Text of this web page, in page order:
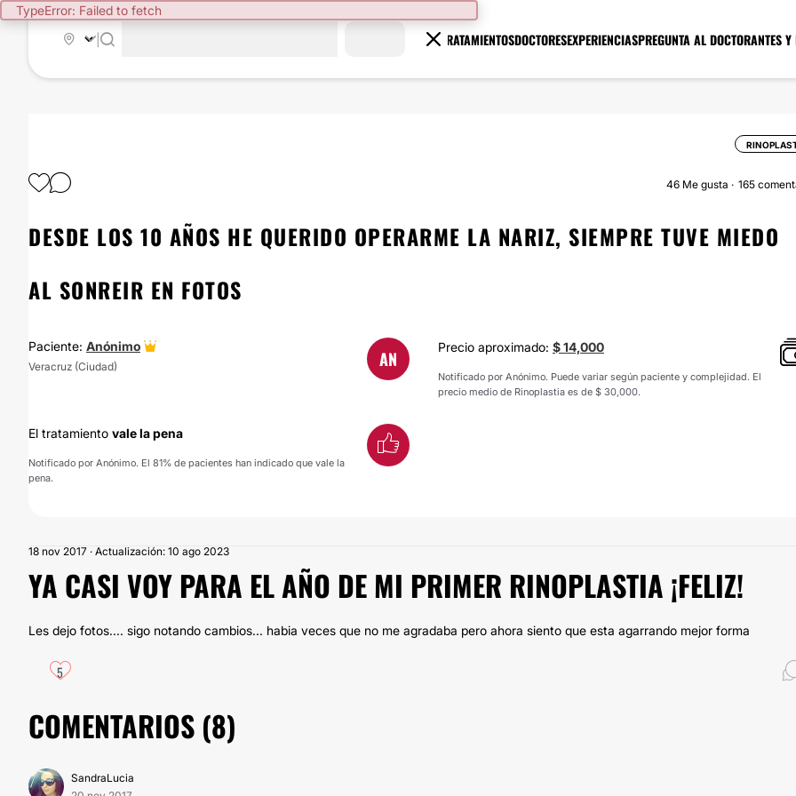
TypeError: Failed to fetch
TRATAMIENTOSDOCTORESEXPERIENCIASPREGUNTA AL DOCTORANTES Y
46 Me gusta 165
DESDE LOS 10 AÑOS HE QUERIDO OPERARME LA NARIZ, SIEMPRE TUVE MIEDO
AL SONREIR EN FOTOS
Paciente: Anónimo
Veracruz (Ciudad) AN Precio aproximado: $ 14,000
Notificado por Anónimo. Puede variar según paciente y complejidad. El
precio medio de Rinoplastia es de $ 30,000.
El tratamiento vale la pena
Notificado por Anónimo. El 81% de pacientes han indicado que vale la
pena.
18 nov 2017 · Actualización: 10 ago 2023
YA CASI VOY PARA EL AÑO DE MI PRIMER RINOPLASTIA ¡FELIZ!
Les dejo fotos.... sigo notando cambios... habia veces que no me agradaba pero ahora siento que esta agarrando mejor forma
5
COMENTARIOS (8)
SandraLucia